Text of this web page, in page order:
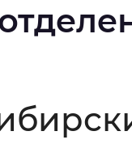
С